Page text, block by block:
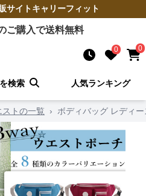
サイトキャリーフィット
ご購入で送料無料
0 0
検索 人気ランキング
ストの一覧 › ボディバッグ レディ